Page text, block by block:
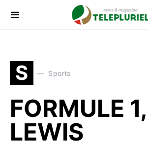
S Sports
FORMULE 1,
LEWIS